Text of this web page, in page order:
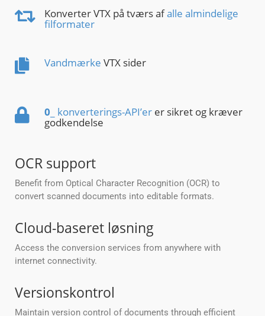
Konverter VTX på tværs afalle almindelige
filformater
Vandmærke VTX sider
0 _ konverterings-API’er er sikret og kræver
godkendelse
OCR support
Benefit from Optical Character Recognition (OCR) to
convert scanned documents into editable formats.
Cloud-baseret løsning
Access the conversion services from anywhere with
internet connectivity.
Versionskontrol
Maintain version control of documents through efficient